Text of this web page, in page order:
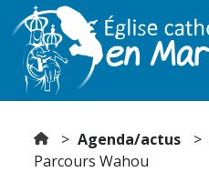
Agenda/actus
Parcours Wahou